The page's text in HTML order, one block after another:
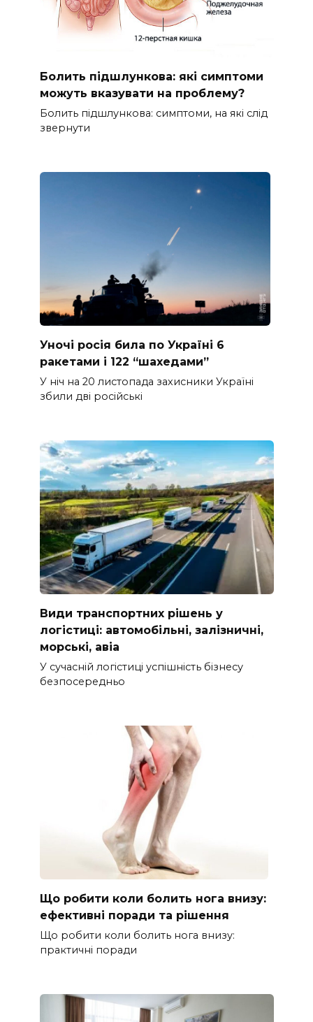
Болить підшлункова: які симптоми
можуть вказувати на проблему?
Болить підшлункова: симптоми, на які слід
звернути
Уночі росія била по Україні 6
ракетами і 122 “шахедами”
У ніч на 20 листопада захисники Україні
збили дві російські
Види транспортних рішень у
логістиці: автомобільні, залізничні,
морські, авіа
У сучасній логістиці успішність бізнесу
безпосередньо
Що робити коли болить нога внизу:
ефективні поради та рішення
Що робити коли болить нога внизу:
практичні поради